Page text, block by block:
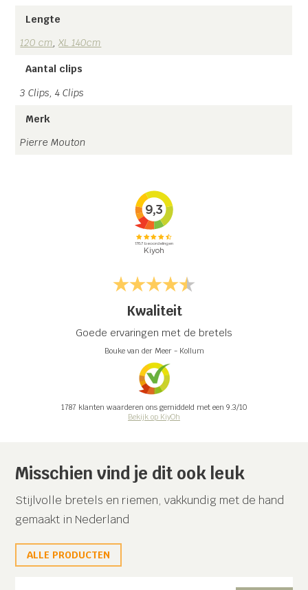
Lengte
120 cm,XL 140cm
Aantal clips
3 Clips, 4 Clips
Merk
Pierre Mouton
Kwaliteit
Goede ervaringen met de bretels
Bouke van der Meer - Kollum
1787 klanten waarderen ons gemiddeld met een 9.3/10
Bekijk op KiyOh
Misschien vind je dit ook leuk
Stijlvolle bretels en riemen, vakkundig met de hand
gemaakt in Nederland
ALLE PRODUCTEN